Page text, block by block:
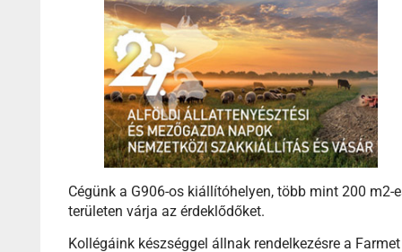
Cégünk a G906-os kiállítóhelyen, több mint 200 m2-
területen várja az érdeklődőket.
Kollégáink készséggel állnak rendelkezésre a Farmet